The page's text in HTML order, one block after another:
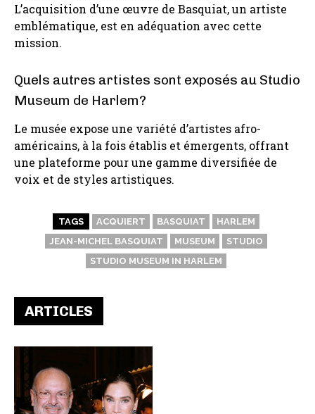
L’acquisition d’une œuvre de Basquiat, un artiste
emblématique, est en adéquation avec cette
mission.
Quels autres artistes sont exposés au Studio
Museum de Harlem?
Le musée expose une variété d’artistes afro-
américains, à la fois établis et émergents, offrant
une plateforme pour une gamme diversifiée de
voix et de styles artistiques.
TAGS ACQUIERT BASQUIAT
HARLEM
JEAN-MICHEL BASQUIAT
MUSEUM
STUDIO
STUDIO MUSEUM IN HARLEM
ARTICLES